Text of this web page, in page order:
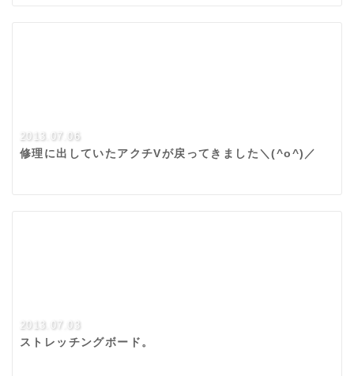
2013.07.06
修理に出していたアクチVが戻ってきました＼(^o^)／
2013.07.03
ストレッチングボード。